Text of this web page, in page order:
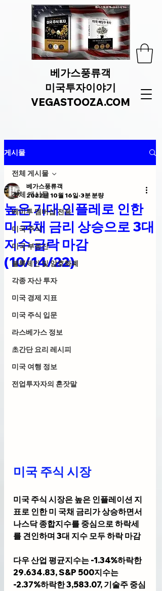
베가스풍류객
미국투자이야기
VEGASTOOZA.COM
게시물
전체 게시물
베미투 멤버십 전용
미국 주식
미국 부동산
블록체인 및 암호화폐
각종 자산 투자
미국 경제 지표
미국 주식 입문
라스베가스 정보
초간단 요리 레시피
미국 여행 정보
전업투자자의 혼잣말
전체 게시물
높은 기대 인플레로 인한
미 국채 금리 상승으로 3대
지수 급락 마감
(10/14/22)
베가스풍류객
2022년 10월 16일 3분 분량
미국 주식 시장
미국 주식 시장은 높은 인플레이션 지
표로 인한 미 국채 금리가 상승하면서
나스닥 종합지수를 중심으로 하락세
를 견인하며 3대 지수 모두 하락 마감
다우 산업 평균지수는 -1.34%하락한
29.634.83, S&P 500지수는
-2.37%하락한 3,583.07, 기술주 중심